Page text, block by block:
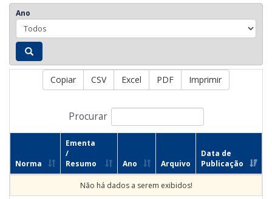
Ano
Copiar CSV Excel PDF Imprimir
Procurar
Norma
Ementa
/
Resumo
Ano Arquivo
Data de
Publicação
Não há dados a serem exibidos!